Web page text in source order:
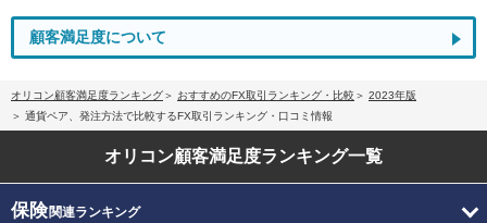
顧客満足度について
オリコン顧客満足度ランキング おすすめのFX取引ランキング・比較
2023年版
通貨ペア、発注方法で比較するFX取引ランキング・口コミ情報
オリコン顧客満足度ランキング一覧
保険関連ランキング